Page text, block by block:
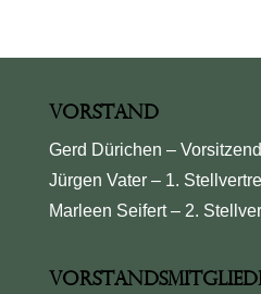
Vorstand
Gerd Dürichen –
Jürgen Vater – 1.
Marleen Seifert – 2.